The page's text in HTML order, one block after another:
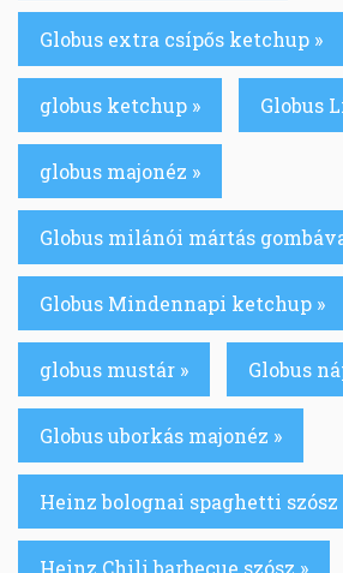
Globus extra csípős ketchup »
globus ketchup » Globus
globus majonéz »
Globus milánói mártás
Globus Mindennapi ketchup »
globus mustár » Globus
Globus uborkás majonéz »
Heinz bolognai spaghetti szósz